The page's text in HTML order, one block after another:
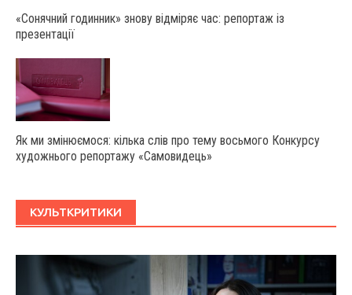
«Сонячний годинник» знову відміряє час: репортаж із
презентації
Як ми змінюємося: кілька слів про тему восьмого Конкурсу
художнього репортажу «Самовидець»
КУЛЬТКРИТИКИ